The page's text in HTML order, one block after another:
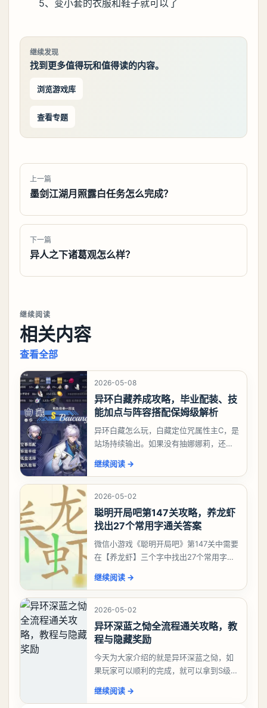
5、变小套的衣服和鞋子就可以了
继续发现
找到更多值得玩和值得读的内容。
浏览游戏库
查看专题
上一篇
墨剑江湖月照露白任务怎么完成？
下一篇
异人之下诸葛观怎么样？
继续阅读
相关内容
查看全部
2026-05-08
异环白藏养成攻略，毕业配装、技
能加点与阵容搭配保姆级解析
异环白藏怎么玩，白藏定位咒属性主C，是
站场持续输出。如果没有抽娜娜莉，还没
有娜娜莉缺另外一个二队C想打深渊也可以
考虑养个白藏
继续阅读 →
2026-05-02
聪明开局吧第147关攻略，养龙虾
找出27个常用字通关答案
微信小游戏《聪明开局吧》第147关中需要
在【养龙虾】三个字中找出27个常用字，
大、夫、夰、巾、中、虫、下、虾、卜、
囗、吓、卟、
继续阅读 →
2026-05-02
异环深蓝之恸全流程通关攻略，教
程与隐藏奖励
今天为大家介绍的就是异环深蓝之恸，如
果玩家可以顺利的完成，就可以拿到S级弧
比较高的，对于那些新手玩家并不建议直
继续阅读 →